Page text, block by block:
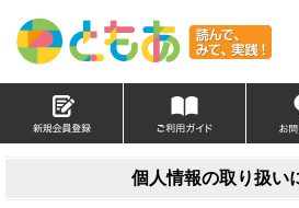
個人情報の取り扱い